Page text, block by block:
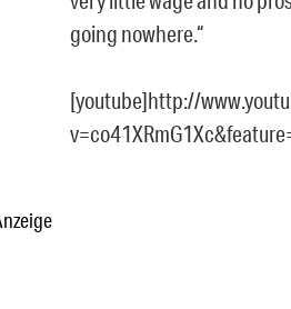
going nowhere.“
[youtube]http://